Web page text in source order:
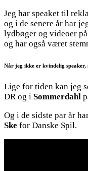
Jeg har speaket til
og i de senere år har
lydbøger og videoer
og har også været
Når jeg ikke er kvindelig speaker,
Lige for tiden kan jeg
DR og i Sommerdahl
Og i de sidste par år
Ske for Danske Spil.